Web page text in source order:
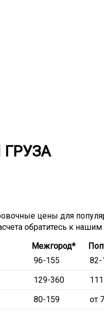
цены для
обратитесь к
Межгород*
96-155 82-
129-360
80-159 от